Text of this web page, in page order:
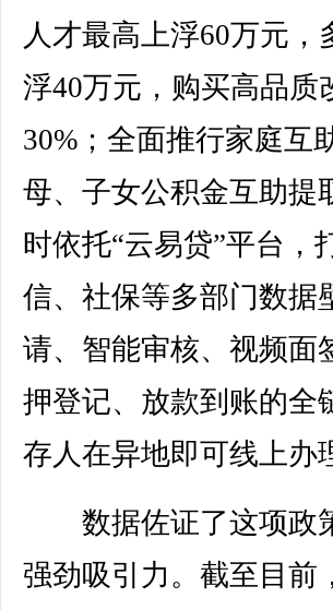
人才最高上浮60万元，
浮40万元，购买高品质
30%；全面推行家庭互
母、子女公积金互助提
时依托“云易贷”平台，
信、社保等多部门数据
请、智能审核、视频面
押登记、放款到账的全
存人在异地即可线上办
数据佐证了这项政
强劲吸引力。截至目前